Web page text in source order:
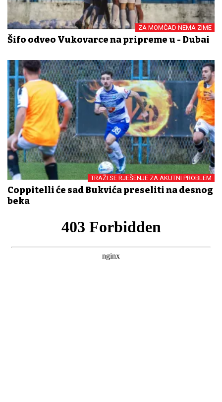
ZA MOMČAD NEMA ZIME
Šifo odveo Vukovarce na pripreme u - Dubai
TRAŽI SE RJEŠENJE ZA AKUTNI PROBLEM
Coppitelli će sad Bukvića preseliti na desnog
beka